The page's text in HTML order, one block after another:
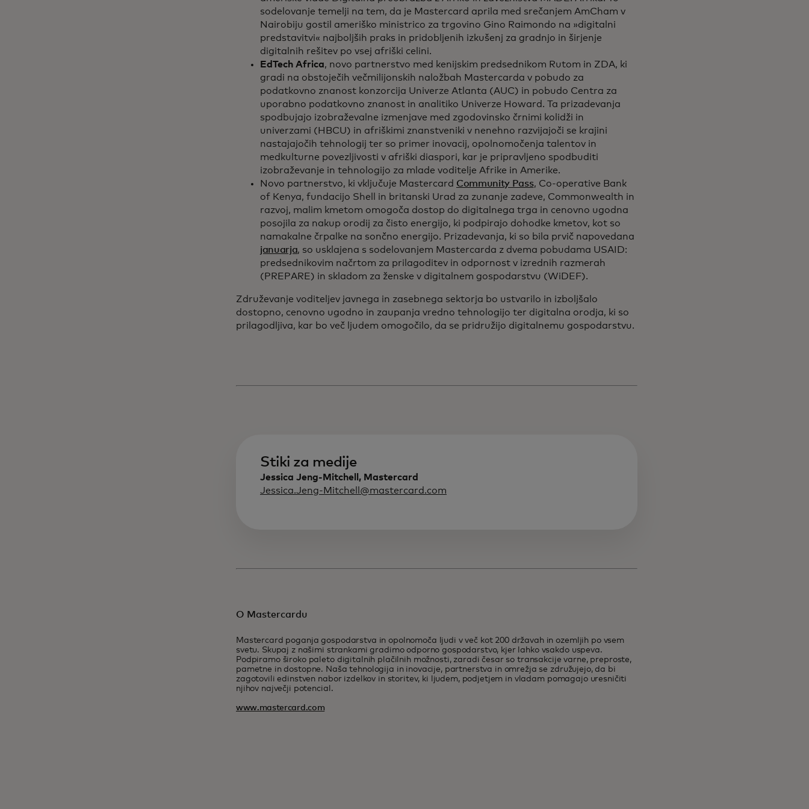
sodelovanje temelji na tem, da je Mastercard aprila med srečanjem AmCham v
Nairobiju gostil ameriško ministrico za trgovino Gino Raimondo na »digitalni
predstavitvi« najboljših praks in pridobljenih izkušenj za gradnjo in širjenje
digitalnih rešitev po vsej afriški celini.
EdTech Africa, novo partnerstvo med kenijskim predsednikom Rutom in ZDA, ki
gradi na obstoječih večmilijonskih naložbah Mastercarda v pobudo za
podatkovno znanost konzorcija Univerze Atlanta (AUC) in pobudo Centra za
uporabno podatkovno znanost in analitiko Univerze Howard. Ta prizadevanja
spodbujajo izobraževalne izmenjave med zgodovinsko črnimi kolidži in
univerzami (HBCU) in afriškimi znanstveniki v nenehno razvijajoči se krajini
nastajajočih tehnologij ter so primer inovacij, opolnomočenja talentov in
medkulturne povezljivosti v afriški diaspori, kar je pripravljeno spodbuditi
izobraževanje in tehnologijo za mlade voditelje Afrike in Amerike.
Novo partnerstvo, ki vključuje Mastercard Community Pass, Co-operative Bank
of Kenya, fundacijo Shell in britanski Urad za zunanje zadeve, Commonwealth in
razvoj, malim kmetom omogoča dostop do digitalnega trga in cenovno ugodna
posojila za nakup orodij za čisto energijo, ki podpirajo dohodke kmetov, kot so
namakalne črpalke na sončno energijo. Prizadevanja, ki so bila prvič napovedana
januarja, so usklajena s sodelovanjem Mastercarda z dvema pobudama USAID:
predsednikovim načrtom za prilagoditev in odpornost v izrednih razmerah
(PREPARE) in skladom za ženske v digitalnem gospodarstvu (WiDEF).
Združevanje voditeljev javnega in zasebnega sektorja bo ustvarilo in izboljšalo
dostopno, cenovno ugodno in zaupanja vredno tehnologijo ter digitalna orodja, ki so
prilagodljiva, kar bo več ljudem omogočilo, da se pridružijo digitalnemu gospodarstvu.
Stiki za medije
Jessica Jeng-Mitchell, Mastercard
Jessica.Jeng-Mitchell@mastercard.com
O Mastercardu
Mastercard poganja gospodarstva in opolnomoča ljudi v več kot 200 državah in ozemljih po vsem
svetu. Skupaj z našimi strankami gradimo odporno gospodarstvo, kjer lahko vsakdo uspeva.
Podpiramo široko paleto digitalnih plačilnih možnosti, zaradi česar so transakcije varne, preproste,
pametne in dostopne. Naša tehnologija in inovacije, partnerstva in omrežja se združujejo, da bi
zagotovili edinstven nabor izdelkov in storitev, ki ljudem, podjetjem in vladam pomagajo uresničiti
njihov največji potencial.
www.mastercard.com